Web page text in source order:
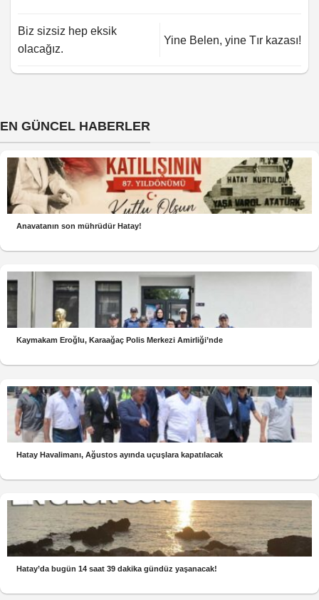
Biz sizsiz hep eksik
olacağız.
Yine Belen, yine Tır kazası!
EN GÜNCEL HABERLER
Anavatanın son mührüdür Hatay!
Kaymakam Eroğlu, Karaağaç Polis Merkezi Amirliği’nde
Hatay Havalimanı, Ağustos ayında uçuşlara kapatılacak
Hatay’da bugün 14 saat 39 dakika gündüz yaşanacak!